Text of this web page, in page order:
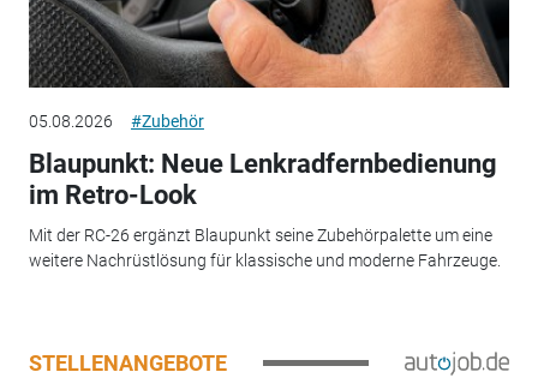
05.08.2026 #Zubehör
Blaupunkt: Neue Lenkradfernbedienung
im Retro-Look
Mit der RC-26 ergänzt Blaupunkt seine Zubehörpalette um eine
weitere Nachrüstlösung für klassische und moderne Fahrzeuge.
STELLENANGEBOTE